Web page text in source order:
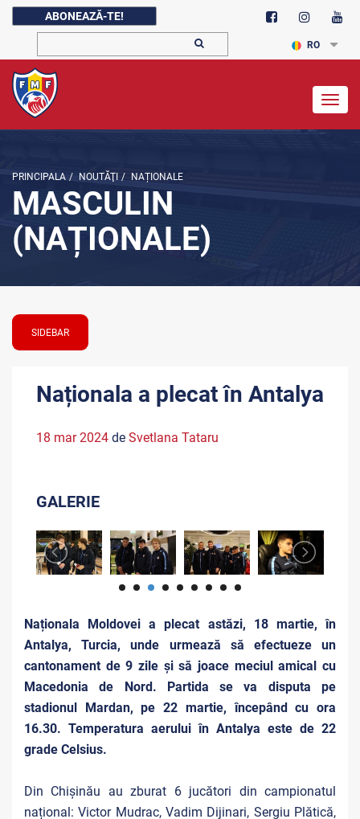
ABONEAZĂ-TE!
RO
PRINCIPALA / NOUTĂŢI / NAȚIONALE
MASCULIN
(NAȚIONALE)
SIDEBAR
Naționala a plecat în Antalya
18 mar 2024 de Svetlana Tataru
GALERIE
Naționala Moldovei a plecat astăzi, 18 martie, în
Antalya, Turcia, unde urmează să efectueze un
cantonament de 9 zile și să joace meciul amical cu
Macedonia de Nord. Partida se va disputa pe
stadionul Mardan, pe 22 martie, începând cu ora
16.30. Temperatura aerului în Antalya este de 22
grade Celsius.
Din Chișinău au zburat 6 jucători din campionatul
național: Victor Mudrac, Vadim Dijinari, Sergiu Plătică,